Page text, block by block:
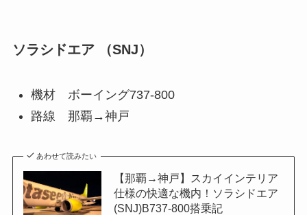
ソラシドエア （SNJ）
機材 ボーイング737-800
路線 那覇→神戸
あわせて読みたい
【那覇→神戸】スカイインテリア
仕様の快適な機内！ソラシドエア
(SNJ)B737-800搭乗記